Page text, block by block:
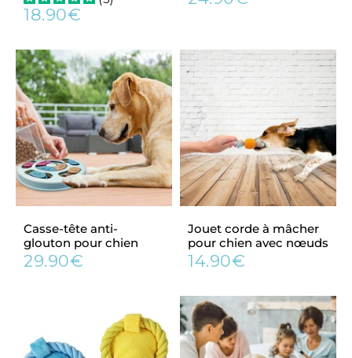
Prix
18.90€
Casse-tête anti-
glouton pour chien
Prix
29.90€
Jouet corde à mâcher
pour chien avec nœuds
Prix
14.90€